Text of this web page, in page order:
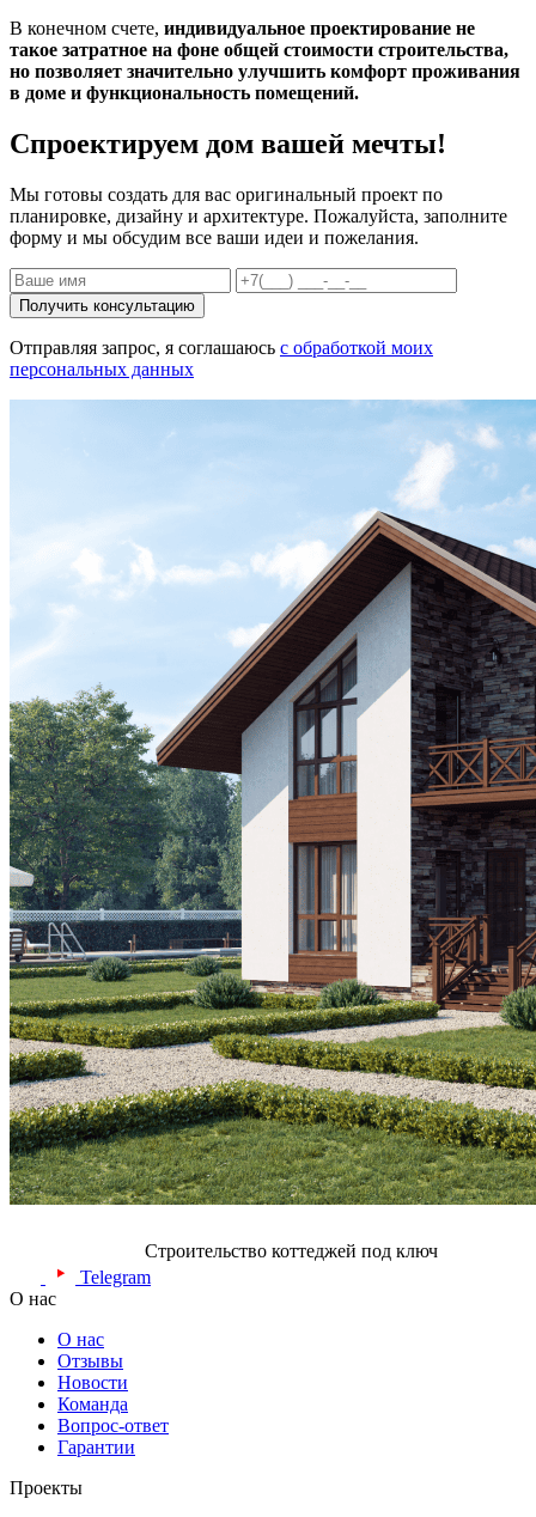
В конечном счете, индивидуальное проектирование не
такое затратное на фоне общей стоимости строительства,
но позволяет значительно улучшить комфорт проживания
в доме и функциональность помещений.
Спроектируем дом вашей мечты!
Мы готовы создать для вас оригинальный проект по
планировке, дизайну и архитектуре. Пожалуйста, заполните
форму и мы обсудим все ваши идеи и пожелания.
Получить консультацию
Отправляя запрос, я соглашаюсь с обработкой моих
персональных данных
Строительство коттеджей под ключ
Telegram
О нас
О нас
Отзывы
Новости
Команда
Вопрос-ответ
Гарантии
Проекты